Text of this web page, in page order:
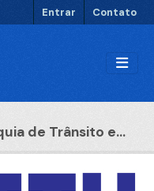
Entrar Contato
de Trânsito e...